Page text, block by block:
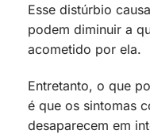
Esse distúrbio
podem diminuir a
acometido por ela.
Entretanto, o que
é que os sintomas
desaparecem em